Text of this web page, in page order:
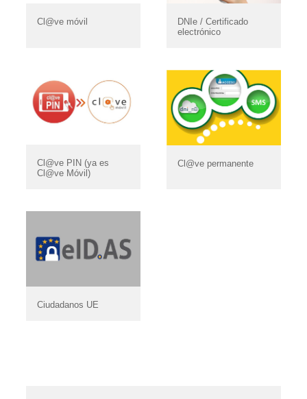
Cl@ve móvil
DNIe / Certificado
electrónico
Cl@ve PIN (ya es
Cl@ve Móvil)
Cl@ve permanente
Ciudadanos UE